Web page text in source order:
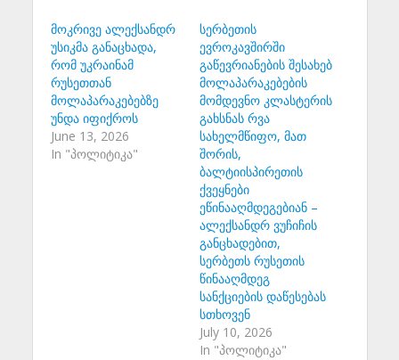
მოკრივე ალექსანდრ
უსიკმა განაცხადა,
რომ უკრაინამ
რუსეთთან
მოლაპარაკებებზე
უნდა იფიქროს
June 13, 2026
In "პოლიტიკა"
სერბეთის
ევროკავშირში
გაწევრიანების შესახებ
მოლაპარაკებების
მომდევნო კლასტერის
გახსნას რვა
სახელმწიფო, მათ
შორის,
ბალტიისპირეთის
ქვეყნები
ეწინააღმდეგებიან –
ალექსანდრ ვუჩიჩის
განცხადებით,
სერბეთს რუსეთის
წინააღმდეგ
სანქციების დაწესებას
სთხოვენ
July 10, 2026
In "პოლიტიკა"